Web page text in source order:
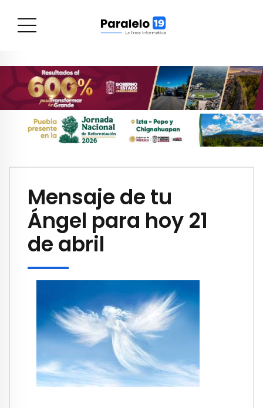
Mensaje de tu
Ángel para hoy 21
de abril